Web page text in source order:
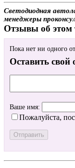
Светодиодная
менеджеры
Отзывы об этом
Пока нет ни одного
Оставить свой
Ваше имя:
Пожалуйста,